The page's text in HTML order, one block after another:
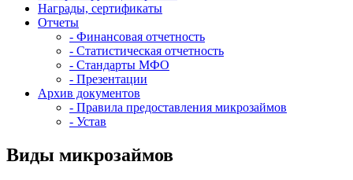
Награды, сертификаты
Отчеты
- Финансовая отчетность
- Статистическая отчетность
- Стандарты МФО
- Презентации
Архив документов
- Правила предоставления микрозаймов
- Устав
Виды микрозаймов